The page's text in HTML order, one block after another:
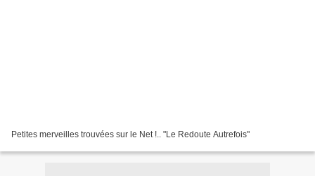
Petites merveilles trouvées sur le Net !.. "Le Redoute Autrefois"